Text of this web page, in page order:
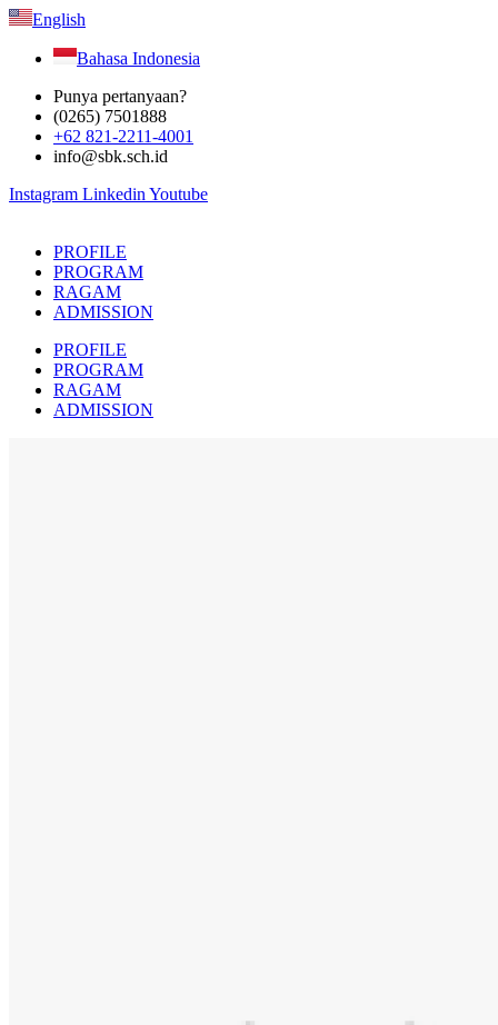
English
Bahasa Indonesia
Punya pertanyaan?
(0265) 7501888
+62 821-2211-4001
info@sbk.sch.id
Instagram Linkedin Youtube
PROFILE
PROGRAM
RAGAM
ADMISSION
PROFILE
PROGRAM
RAGAM
ADMISSION